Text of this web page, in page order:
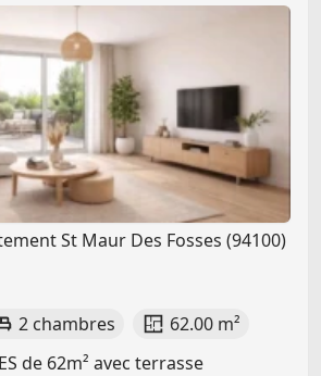
St Maur Des Fosses (94100)
2 chambres
62.00 m²
de 62m² avec terrasse